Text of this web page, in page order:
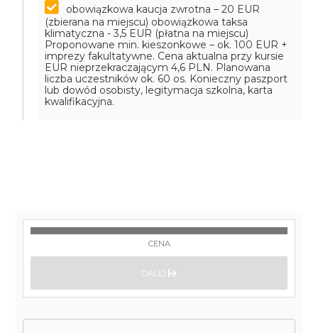
obowiązkowa kaucja zwrotna – 20 EUR
(zbierana na miejscu) obowiązkowa taksa
klimatyczna - 3,5 EUR (płatna na miejscu)
Proponowane min. kieszonkowe – ok. 100 EUR +
imprezy fakultatywne. Cena aktualna przy kursie
EUR nieprzekraczającym 4,6 PLN. Planowana
liczba uczestników ok. 60 os. Konieczny paszport
lub dowód osobisty, legitymacja szkolna, karta
kwalifikacyjna.
CENA
DALEJ